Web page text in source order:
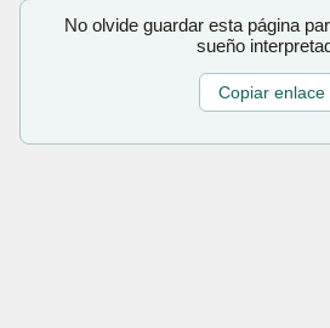
No olvide guardar esta página
sueño
Copiar enlace